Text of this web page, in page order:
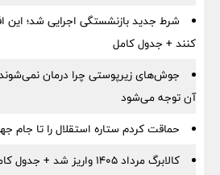
کنند + جدول کامل
جوش‌های زیرپوستی چرا درمان
آن توجه می‌شود
حماقت کردم ستاره استقلال را تا جام
کالابرگ مرداد ۱۴۰۵ واریز شد + جدول کامل